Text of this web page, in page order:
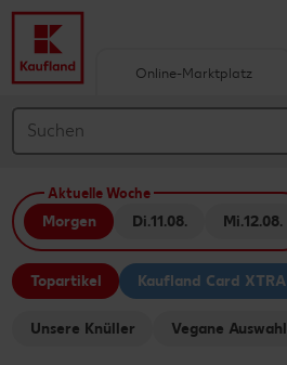
Hauptinhalt
Footer
Schwebender Seitenbereich
Online-Marktplatz
Aktuelle Woche
Morgen Di.11.08. Mi.12.08.
Topartikel Kaufland Card XTRA
Unsere Knüller Vegane Auswahl